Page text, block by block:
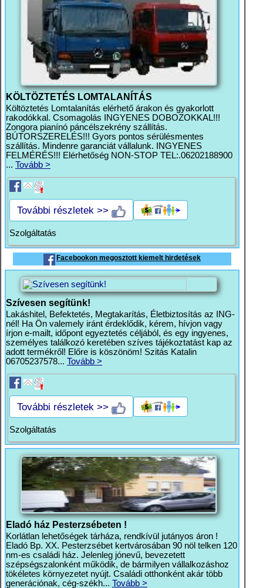
KÖLTÖZTETÉS LOMTALANÍTÁS
Költöztetés Lomtalanítás elérhető árakon és gyakorlott
rakodókkal. Csomagolás INGYENES DOBOZOKKAL!!!
Zongora pianínó páncélszekrény szállítás.
BÚTORSZERELÉS!!! Gyors pontos sérülésmentes
szállítás. Mindenre garanciát vállalunk. INGYENES
FELMÉRÉS!!! Elérhetőség NON-STOP TEL:.06202188900
... Tovább >
További részletek >>
Szolgáltatás
Facebookon megosztott kiemelt hirdetések
Szívesen segítünk!
Lakáshitel, Befektetés, Megtakarítás, Életbiztosítás az ING-
nél! Ha Ön valemely iránt érdeklődik, kérem, hívjon vagy
írjon e-mailt, időpont egyeztetés céljából, és egy ingyenes,
személyes találkozó keretében szíves tájékoztatást kap az
adott termékről! Előre is köszönöm! Szitás Katalin
06705237578... Tovább >
További részletek >>
Szolgáltatás
Eladó ház Pesterzsébeten !
Korlátlan lehetőségek tárháza, rendkívül jutányos áron !
Eladó Bp. XX. Pesterzsébet kertvárosában 90 nöl telken 120
nm-es családi ház. Jelenleg jónevű, bevezetett
szépségszalonként működik, de bármilyen vállalkozáshoz
tökéletes környezetet nyújt. Családi otthonként akár több
generációnak, cég-székh... Tovább >